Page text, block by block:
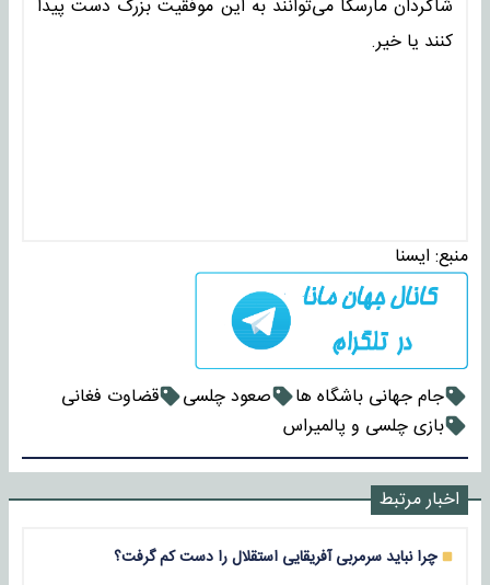
شاگردان مارسکا می‌توانند به این موفقیت بزرگ دست پیدا
کنند یا خیر.
منبع: ايسنا
جام جهانی باشگاه ها صعود چلسی
قضاوت فغانی
بازی چلسی و پالمیراس
اخبار مرتبط
چرا نباید سرمربی آفریقایی استقلال را دست کم گرفت؟